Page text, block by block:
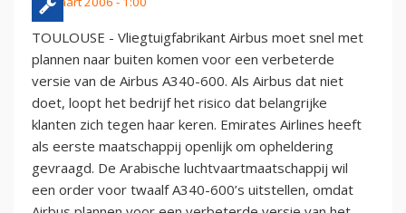
TOULOUSE - Vliegtuigfabrikant Airbus moet snel met
plannen naar buiten komen voor een verbeterde
versie van de Airbus A340-600. Als Airbus dat niet
doet, loopt het bedrijf het risico dat belangrijke
klanten zich tegen haar keren. Emirates Airlines heeft
als eerste maatschappij openlijk om opheldering
gevraagd. De Arabische luchtvaartmaatschappij wil
een order voor twaalf A340-600’s uitstellen, omdat